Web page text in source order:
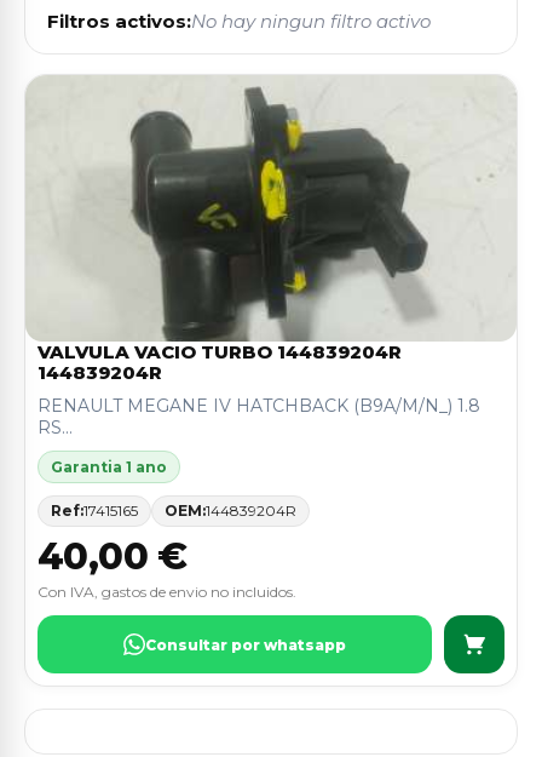
Filtros activos:No hay ningun filtro activo
VALVULA VACIO TURBO 144839204R
144839204R
RENAULT MEGANE IV HATCHBACK (B9A/M/N_) 1.8
RS...
Garantia 1 ano
Ref:17415165 OEM:144839204R
40,00 €
Con IVA, gastos de envio no incluidos.
Consultar por whatsapp